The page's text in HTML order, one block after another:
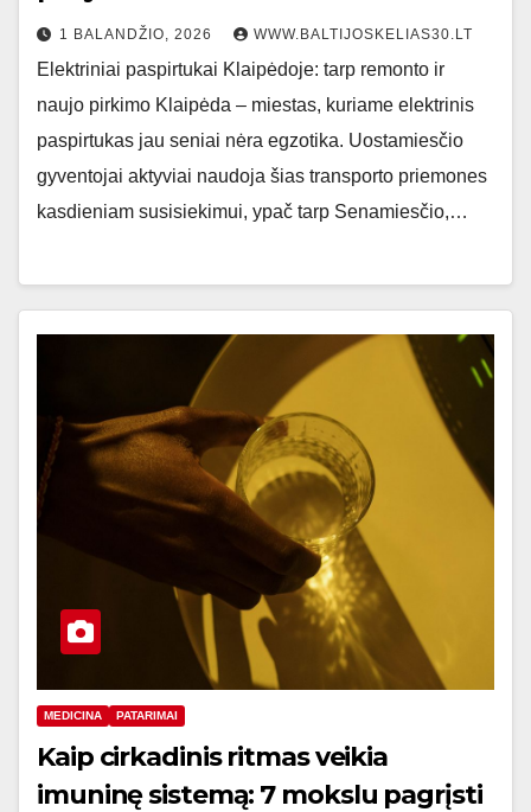
1 BALANDŽIO, 2026 WWW.BALTIJOSKELIAS30.LT
Elektriniai paspirtukai Klaipėdoje: tarp remonto ir
naujo pirkimo Klaipėda – miestas, kuriame elektrinis
paspirtukas jau seniai nėra egzotika. Uostamiesčio
gyventojai aktyviai naudoja šias transporto priemones
kasdieniam susisiekimui, ypač tarp Senamiesčio,…
MEDICINA PATARIMAI
Kaip cirkadinis ritmas veikia
imuninę sistemą: 7 mokslu pagrįsti